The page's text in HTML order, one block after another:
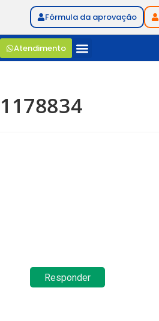
Fórmula da aprovação
Atendimento
1178834
Responder